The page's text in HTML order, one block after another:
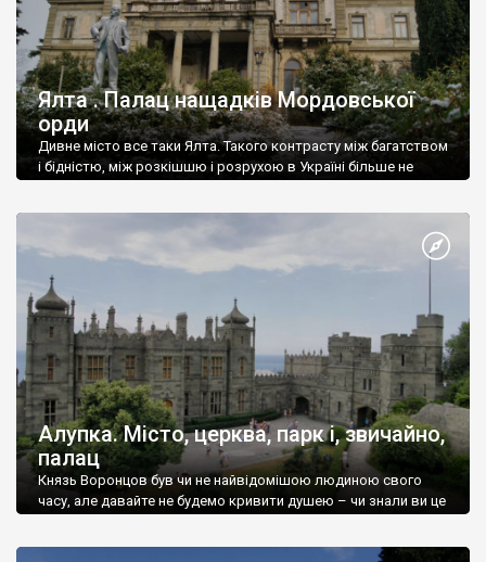
Ялта . Палац нащадків Мордовської
орди
Дивне місто все таки Ялта. Такого контрасту між багатством
і бідністю, між розкішшю і розрухою в Україні більше не
Алупка. Місто, церква, парк і, звичайно,
палац
Князь Воронцов був чи не найвідомішою людиною свого
часу, але давайте не будемо кривити душею – чи знали ви це